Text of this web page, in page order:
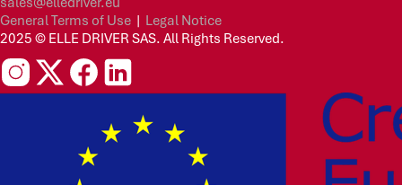
General Terms of Use | Legal Notice
2025 © ELLE DRIVER SAS. All Rights Reserved.